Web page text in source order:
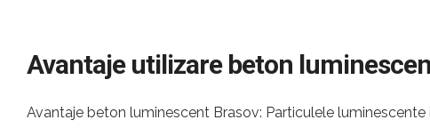
Avantaje utilizare beton
Avantaje beton luminescent Brasov: Particulele